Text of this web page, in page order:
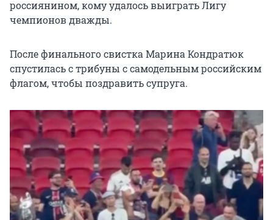
россиянином, кому удалось выиграть Лигу
чемпионов дважды.
После финального свистка Марина Кондратюк
спустилась с трибуны с самодельным российским
флагом, чтобы поздравить супруга.